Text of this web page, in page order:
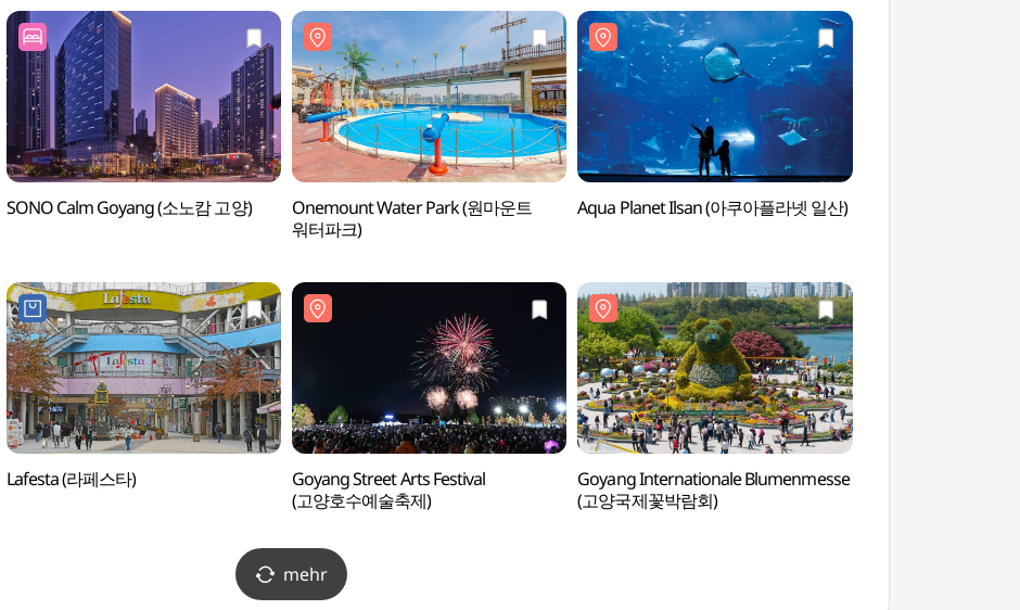
SONO Calm Goyang (소노캄 고양)
Onemount Water Park (원마운트
워터파크)
Aqua Planet Ilsan (아쿠아플라넷 일산)
Lafesta (라페스타)
Goyang Street Arts Festival
(고양호수예술축제)
Goyang Internationale Blumenmesse
(고양국제꽃박람회)
mehr